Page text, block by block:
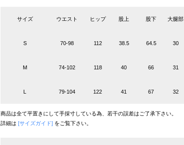
サイズ ウエスト ヒップ 股上 股下 大腿部
S 70-98 112 38.5 64.5 30
M 74-102 118 40 66 31
L 79-104 122 41 67 32
商品は全て平置きにして手採寸している為、若干の誤差はご了承下さい。
詳細は [サイズガイド] をご覧下さい。